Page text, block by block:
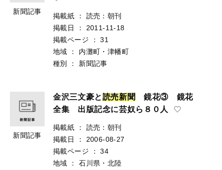
新聞記事
掲載紙 ：
読売：朝刊
掲載日
：
2011-11-18
掲載ページ
：
31
地域
：
内灘町・津幡町
種別
： 新聞記事
新聞記事
金沢三文豪と読売新聞
鏡花③ 鏡花
全集 出版記念に芸奴ら８０人
掲載紙 ：
読売：朝刊
掲載日
：
2006-08-27
掲載ページ
：
34
地域
：
石川県・北陸